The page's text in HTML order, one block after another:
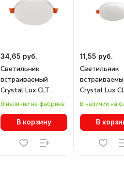
34,65 руб.
Светильник
встраиваемый
Crystal Lux CLT
500C170 WH
В наличии на фабрике
В корзину
11,55 руб.
Светильник
Crystal Lux
500C120 WH
В наличии на
В